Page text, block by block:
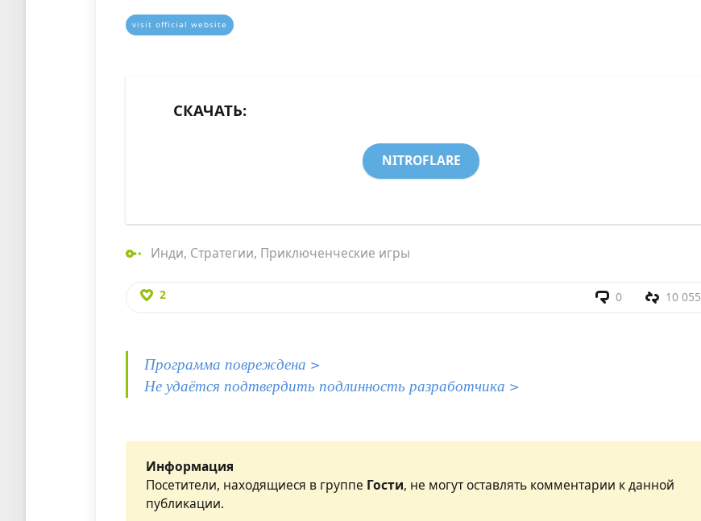
visit official website
СКАЧАТЬ:
NITROFLARE
Инди, Стратегии, Приключенческие игры
2 0 10 055
Программа повреждена >
Не удаётся подтвердить подлинность разработчика >
Информация
Посетители, находящиеся в группе Гости, не могут оставлять комментарии к данной
публикации.